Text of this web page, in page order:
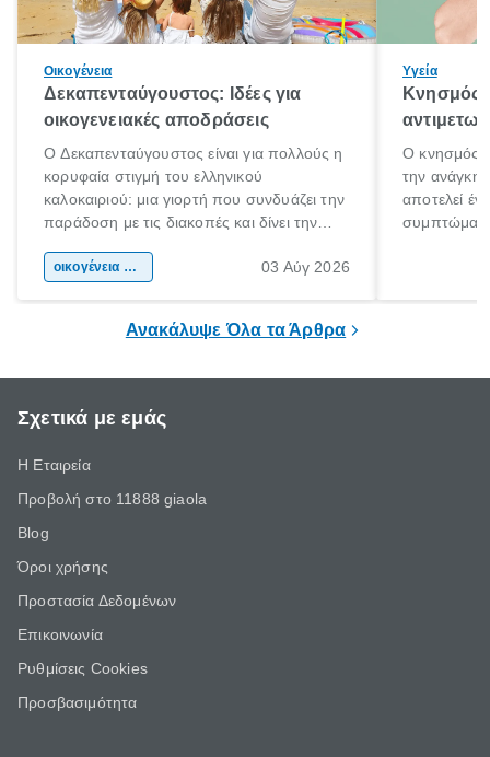
Οικογένεια
Δεκαπενταύγουστος: Ιδέες για
οικογενειακές αποδράσεις
Ο Δεκαπενταύγουστος είναι για πολλούς η
κορυφαία στιγμή του ελληνικού
καλοκαιριού: μια γιορτή που συνδυάζει την
παράδοση με τις διακοπές και δίνει την
χώρας. Είτε πρόκειται για λίγες μέρες
οικογένεια & παιδί 03 Αύγ 2026
Υγεία
Κνησμός:
Ο κνησμός
την ανάγκη
αποτελεί
Ανακάλυψε Όλα τα Άρθρα
Σχετικά με εμάς
Η Εταιρεία
Προβολή στο 11888 giaola
Blog
Όροι χρήσης
Προστασία Δεδομένων
Επικοινωνία
Ρυθμίσεις Cookies
Προσβασιμότητα